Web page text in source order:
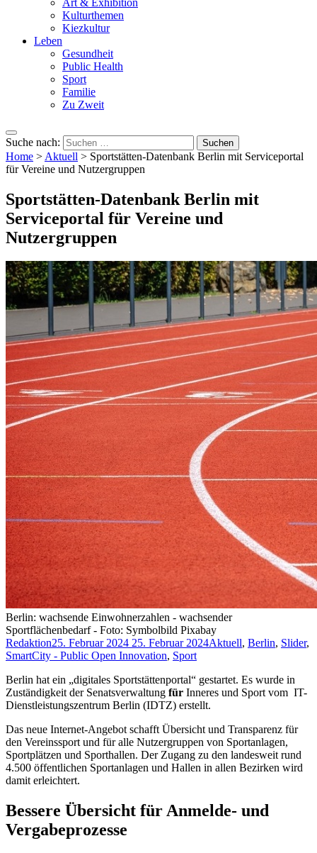
Kulturthemen
Kiezkultur
Leben
Gesundheit
Public Health
Sport
Familie
Zu Zweit
Suche nach:
Home > Aktuell > Sportstätten-Datenbank Berlin mit Serviceportal
für Vereine und Nutzergruppen
Sportstätten-Datenbank Berlin mit
Serviceportal für Vereine und
Nutzergruppen
Berlin: wachsende Einwohnerzahlen - wachsender
Sportflächenbedarf - Foto: Symbolbild Pixabay
Redaktion25. Februar 2024 25. Februar 2024Aktuell, Berlin, Slider,
SmartCity - Public Open Innovation, Sport
Berlin hat ein „digitales Sportstättenportal“ gestartet. Es wurde in
Zuständigkeit der Senatsverwaltung für Inneres und Sport vom IT-
Dienstleistungszentrum Berlin (IDTZ) erstellt.
Das neue Internet-Angebot schafft Übersicht und Transparenz für
den Vereinssport und für alle Nutzergruppen von Sportanlagen,
Sportplätzen und Sporthallen. Der Zugang zu den landesweit rund
4.500 öffentlichen Sportanlagen und Hallen in allen Bezirken wird
damit erleichtert.
Bessere Übersicht für Anmelde- und
Vergabeprozesse